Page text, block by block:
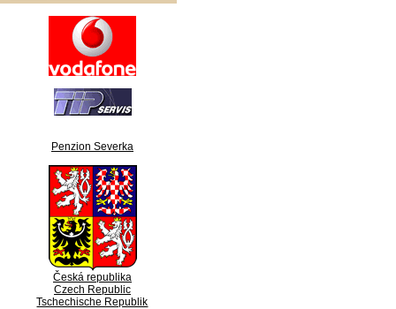
Penzion Severka
Česká republika
Czech Republic
Tschechische Republik